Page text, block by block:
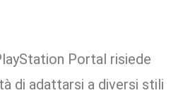
Portal risiede
di adattarsi a diversi stili